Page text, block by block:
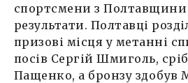
спортсмени з Полтавщини
результати. Полтавці
призові місця у метанні
посів Сергій Шмиголь,
Пащенко, а бронзу здобув